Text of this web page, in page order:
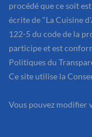
procédé que ce soit
écrite de "La Cuisine
122-5 du code de la
participe et est
Politiques du
Ce site utilise la
Vous pouvez modifier